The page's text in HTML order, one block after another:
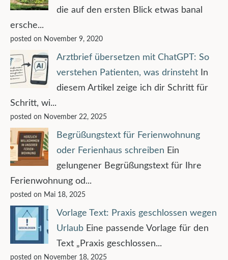
die auf den ersten Blick etwas banal
ersche...
posted on November 9, 2020
Arztbrief übersetzen mit ChatGPT: So
verstehen Patienten, was drinsteht
In
diesem Artikel zeige ich dir Schritt für
Schritt, wi...
posted on November 22, 2025
Begrüßungstext für Ferienwohnung
oder Ferienhaus schreiben Ein
gelungener Begrüßungstext für Ihre
Ferienwohnung od...
posted on Mai 18, 2025
Vorlage Text: Praxis geschlossen wegen
Urlaub Eine passende Vorlage für den
Text „Praxis geschlossen...
posted on November 18, 2025